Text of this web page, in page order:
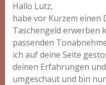
Hallo Lutz,
habe vor Kurzem einen
Taschengeld erwerben
passenden
ich auf deine Seite
deinen Erfahrungen
umgeschaut und bin